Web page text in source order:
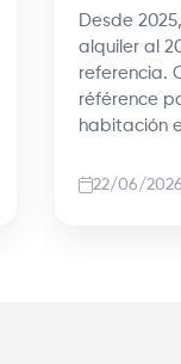
Desde
alquiler al
referencia.
référence
habitación
22/06/2026